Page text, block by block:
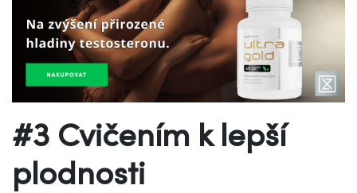
#3 Cvičením k lepší
plodnosti